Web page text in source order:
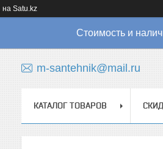
на Satu.kz
Стоимость и
m-santehnik@mail.ru
КАТАЛОГ ТОВАРОВ